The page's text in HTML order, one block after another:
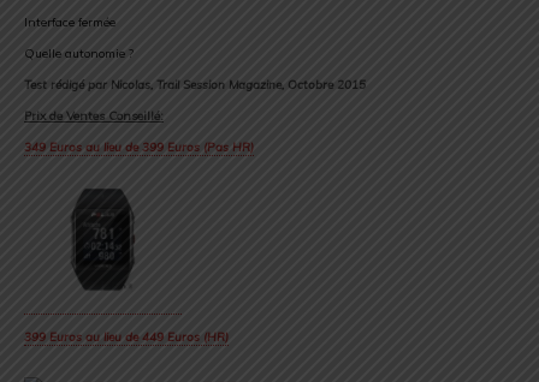
Interface fermée
Quelle autonomie ?
Test rédigé par Nicolas, Trail Session Magazine, Octobre 2015
Prix de Ventes Conseillé:
349 Euros au lieu de 399 Euros (Pas HR)
399 Euros au lieu de 449 Euros (HR)